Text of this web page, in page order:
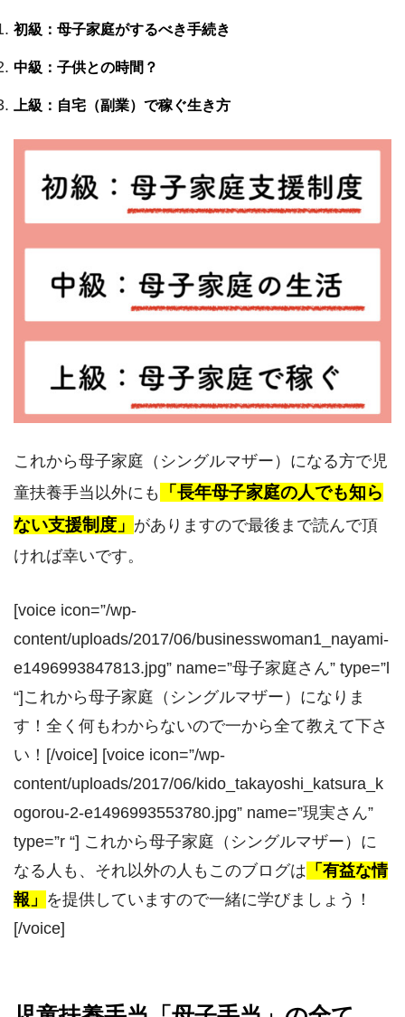
初級：母子家庭がするべき手続き
中級：子供との時間？
上級：自宅（副業）で稼ぐ生き方
これから母子家庭（シングルマザー）になる方で児
童扶養手当以外にも
「長年母子家庭の人でも知ら
ない支援制度」 がありますので最後まで読んで頂
ければ幸いです。
[voice icon=”/wp-
content/uploads/2017/06/businesswoman1_nayami-
e1496993847813.jpg” name=”母子家庭さん” type=”l
“]これから母子家庭（シングルマザー）になりま
す！全く何もわからないので一から全て教えて下さ
い！[/voice] [voice icon=”/wp-
content/uploads/2017/06/kido_takayoshi_katsura_k
ogorou-2-e1496993553780.jpg” name=”現実さん”
type=”r “] これから母子家庭（シングルマザー）に
なる人も、それ以外の人もこのブログは 「有益な情
報」 を提供していますので一緒に学びましょう！
[/voice]